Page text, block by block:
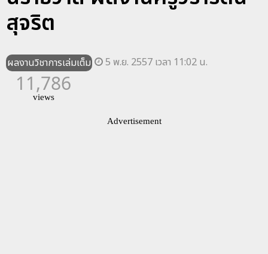
สุจริต
ผลงานวิชาการเล่มเต็ม 5 พ.ย. 2557 เวลา 11:02 น.
11,786
views
Advertisement